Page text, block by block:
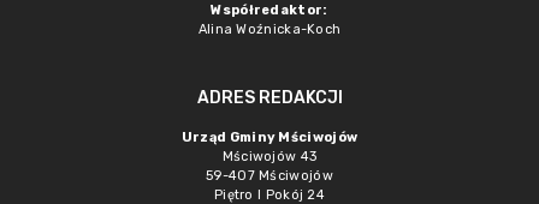
Współredaktor:
Alina Woźnicka-Koch
ADRES REDAKCJI
Urząd Gminy Mściwojów
Mściwojów 43
59-407 Mściwojów
Piętro I Pokój 24